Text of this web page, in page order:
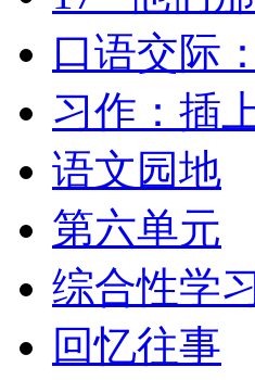
口语交际
习作：插
语文园地
第六单元
综合性学
回忆往事